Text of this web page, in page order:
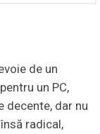
de un
un PC,
dar nu
radical,